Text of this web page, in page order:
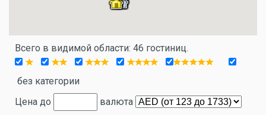
Всего в видимой области: 46 гостиниц.
без категории
Цена до
валюта